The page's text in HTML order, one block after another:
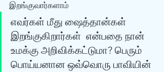
இறங்குவார்களாம்
எவர்கள் மீது ஷைத்தான்கள்
இறங்குகிறார்கள்  என்பதை நான்
உமக்கு அறிவிக்கட்டுமா? பெரும்
பொய்யனான ஒவ்வொரு பாவியின்